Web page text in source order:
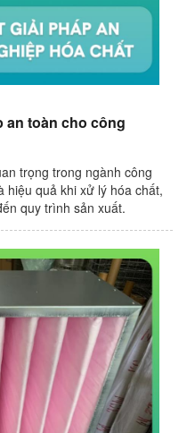
an toàn cho công
trọng trong ngành công
hiệu quả khi xử lý hóa chất,
quy trình sản xuất.